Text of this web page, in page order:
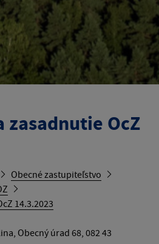
zasadnutie OcZ
Obecné zastupiteľstvo
14.3.2023
Obecný úrad 68, 082 43